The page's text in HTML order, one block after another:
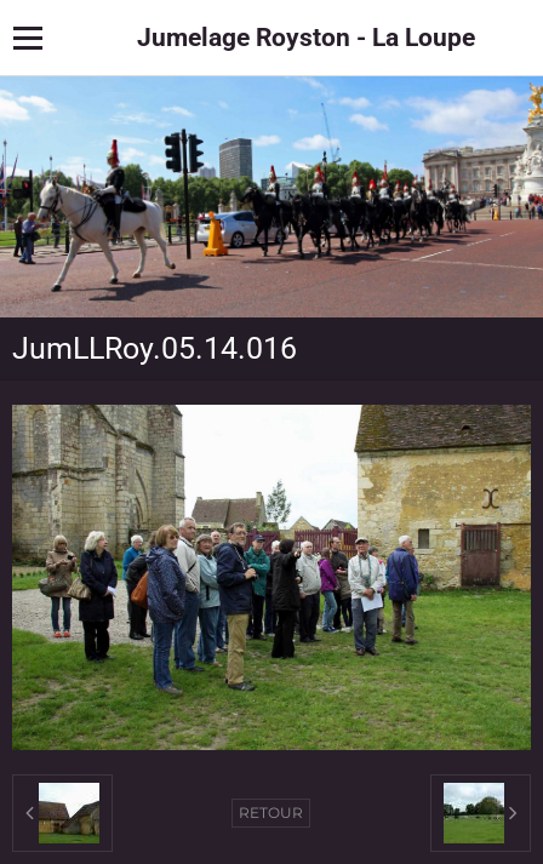
Jumelage Royston - La Loupe
JumLLRoy.05.14.016
RETOUR